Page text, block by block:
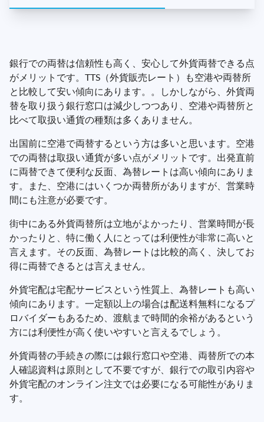
銀行での両替は信頼性も高く、安心して外貨両替できる点
がメリットです。TTS（外貨販売レート）も空港や両替所
と比較して安い傾向にあります。。しかしながら、外貨両
替を取り扱う銀行窓口は減少しつつあり、空港や両替所と
比べて取扱い通貨の種類は多くありません。
出国前に空港で両替するという方は多いと思います。空港
での両替は取扱い通貨が多い点がメリットです。出発直前
に両替できて便利な反面、為替レートは高い傾向にありま
す。また、空港にはいくつか両替所がありますが、営業時
間にも注意が必要です。
街中にある外貨両替所は立地がよかったり、営業時間が長
かったりと、特に働く人にとっては利便性が非常に高いと
言えます。その反面、為替レートは比較的高く、決してお
得に両替できるとは言えません。
外貨宅配は宅配サービスという性質上、為替レートも高い
傾向にあります。一定額以上の場合は配送料無料になるプ
ロバイダーもあるため、渡航まで時間的余裕があるという
方には利便性が高く使いやすいと言えるでしょう。
外貨両替の手続きの際には銀行窓口や空港、両替所での本
人確認資料は原則として不要ですが、銀行での取引内容や
外貨宅配のオンライン注文では必要になる可能性がありま
す。